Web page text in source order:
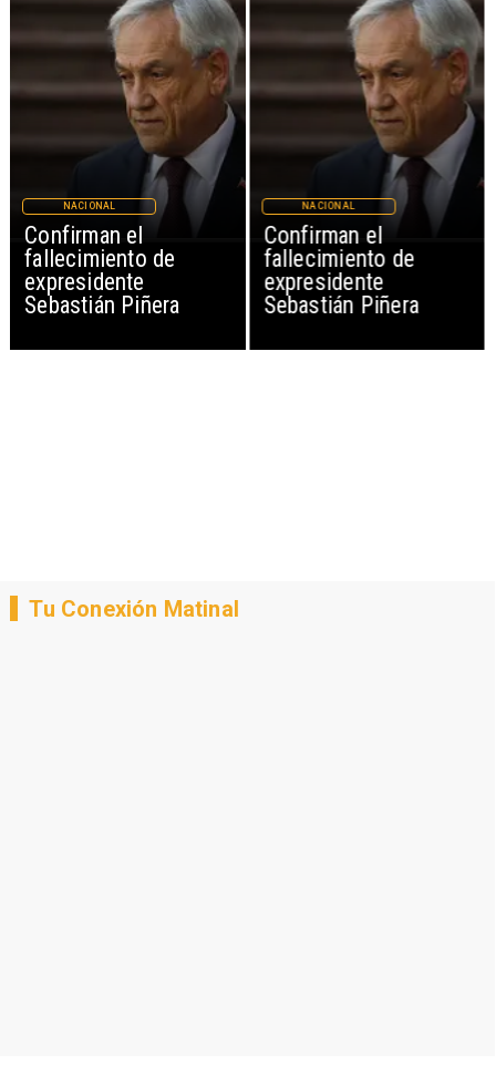
Confirman el
fallecimiento de
expresidente
Sebastián Piñera
NACIONAL
Confirman el
fallecimiento de
expresidente
Sebastián Piñera
NACIONAL
Tu Conexión Matinal